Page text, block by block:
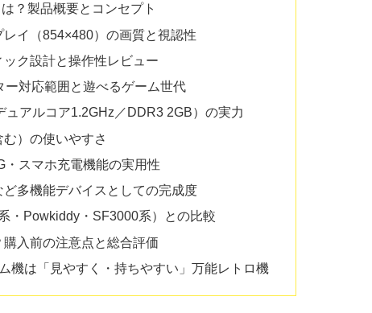
？製品概要とコンセプト
イ（854×480）の画質と視認性
ク設計と操作性レビュー
対応範囲と遊べるゲーム世代
アルコア1.2GHz／DDR3 2GB）の実力
）の使いやすさ
スマホ充電機能の実用性
多機能デバイスとしての完成度
・Powkiddy・SF3000系）との比較
入前の注意点と総合評価
機は「見やすく・持ちやすい」万能レトロ機